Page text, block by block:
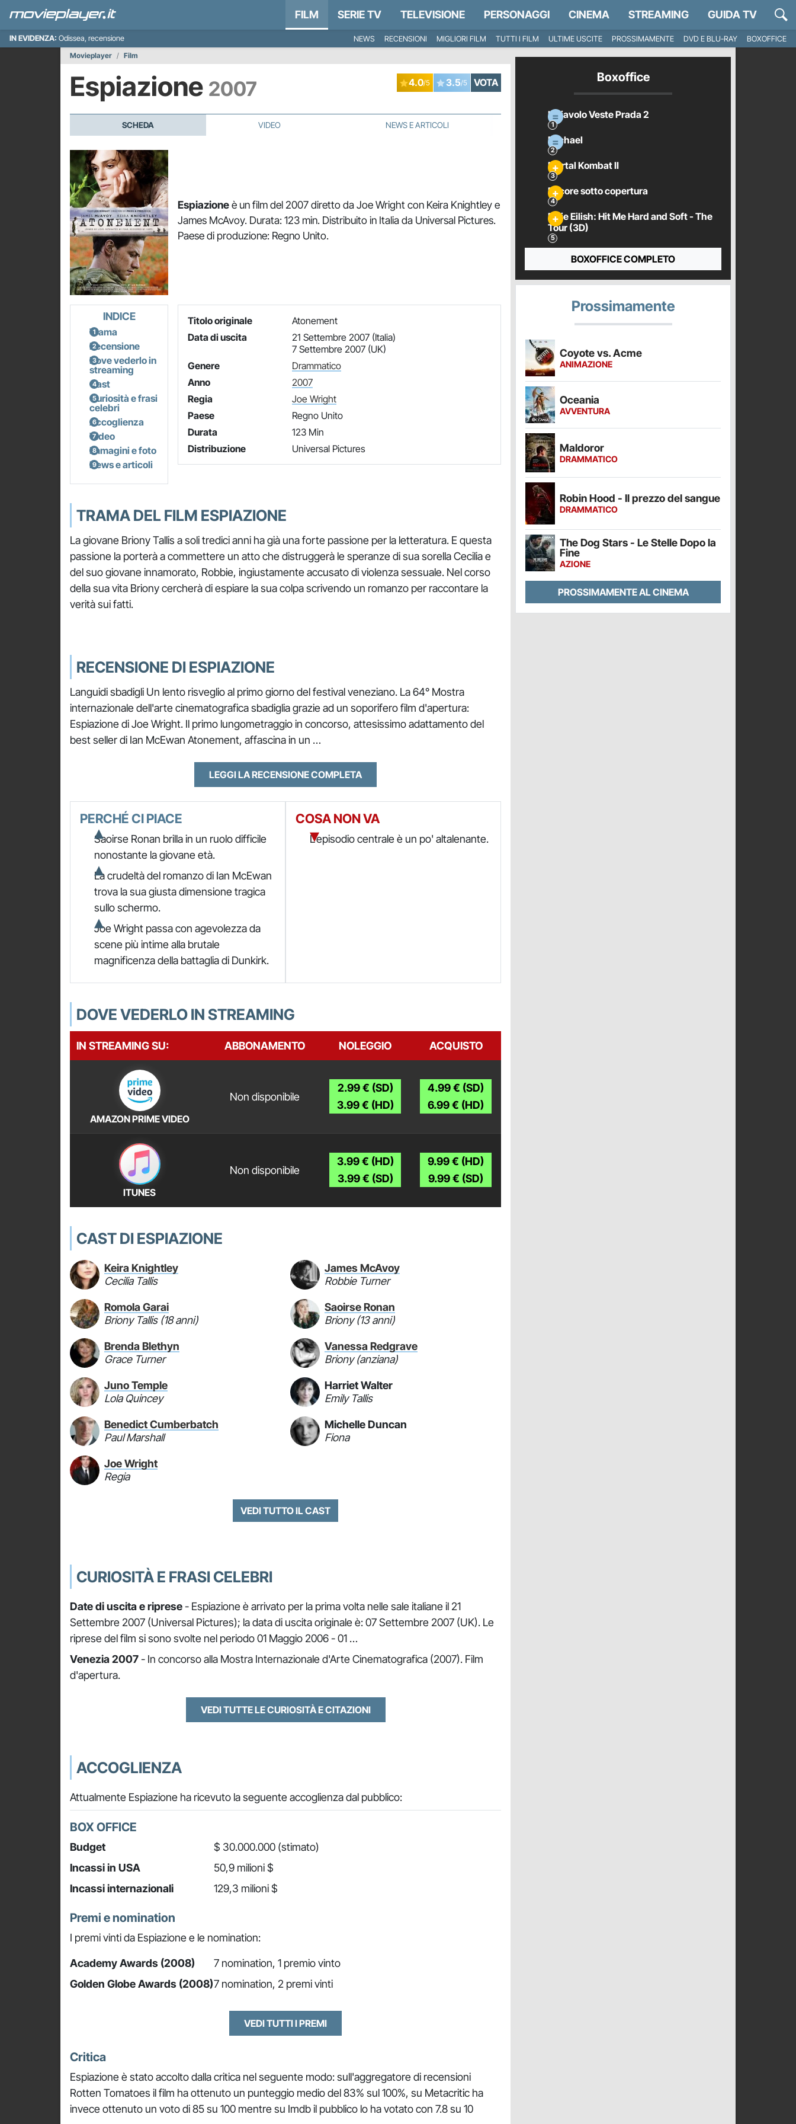
FILM SERIE TV TELEVISIONE PERSONAGGI CINEMA STREAMING GUIDA TV
IN EVIDENZA: Odissea, recensione NEWS RECENSIONI MIGLIORI FILM TUTTI I FILM ULTIME USCITE PROSSIMAMENTE DVD E BLU-RAY
BOXOFFICE
Movieplayer
Film
Espiazione 2007 4.0/5 3.5/5 VOTA
SCHEDA VIDEO NEWS E ARTICOLI
Espiazioneè un film del 2007 diretto da Joe Wright con Keira Knightley e
James McAvoy. Durata: 123 min. Distribuito in Italia da Universal Pictures.
Paese di produzione: Regno Unito.
INDICE
Trama
Recensione
Dove vederlo in
streaming
Cast
Curiosità e frasi
celebri
Accoglienza
Video
Immagini e foto
News e articoli
Titolo originale
Atonement
Data di uscita
21 Settembre 2007 (Italia)
7 Settembre 2007 (UK)
Genere
Drammatico
Anno
2007
Regia
Joe Wright
Paese
Regno Unito
Durata
123 Min
Distribuzione
Universal Pictures
TRAMA DEL FILM ESPIAZIONE
La giovane Briony Tallis a soli tredici anni ha già una forte passione per la letteratura. E questa
passione la porterà a commettere un atto che distruggerà le speranze di sua sorella Cecilia e
del suo giovane innamorato, Robbie, ingiustamente accusato di violenza sessuale. Nel corso
della sua vita Briony cercherà di espiare la sua colpa scrivendo un romanzo per raccontare la
verità sui fatti.
RECENSIONE DI ESPIAZIONE
Languidi sbadigli Un lento risveglio al primo giorno del festival veneziano. La 64° Mostra
internazionale dell'arte cinematografica sbadiglia grazie ad un soporifero film d'apertura:
Espiazione di Joe Wright. Il primo lungometraggio in concorso, attesissimo adattamento del
best seller di Ian McEwan Atonement, affascina in un …
LEGGI LA RECENSIONE COMPLETA
PERCHÉ CI PIACE
Saoirse Ronan brilla in un ruolo difficile
nonostante la giovane età.
La crudeltà del romanzo di Ian McEwan
trova la sua giusta dimensione tragica
sullo schermo.
Joe Wright passa con agevolezza da
scene più intime alla brutale
magnificenza della battaglia di Dunkirk.
COSA NON VA
L'episodio centrale è un po' altalenante.
DOVE VEDERLO IN STREAMING
IN STREAMING SU: ABBONAMENTO NOLEGGIO ACQUISTO
AMAZON PRIME VIDEO
Non disponibile
2.99 € (SD)
3.99 € (HD)
4.99 € (SD)
6.99 € (HD)
ITUNES
Non disponibile
3.99 € (HD)
3.99 € (SD)
9.99 € (HD)
9.99 € (SD)
CAST DI ESPIAZIONE
Keira Knightley
Cecilia Tallis
James McAvoy
Robbie Turner
Romola Garai
Briony Tallis (18 anni)
Saoirse Ronan
Briony (13 anni)
Brenda Blethyn
Grace Turner
Vanessa Redgrave
Briony (anziana)
Juno Temple
Lola Quincey
Harriet Walter
Emily Tallis
Benedict Cumberbatch
Paul Marshall
Michelle Duncan
Fiona
Joe Wright
Regia
VEDI TUTTO IL CAST
CURIOSITÀ E FRASI CELEBRI
Date di uscita e riprese- Espiazione è arrivato per la prima volta nelle sale italiane il 21
Settembre 2007 (Universal Pictures); la data di uscita originale è: 07 Settembre 2007 (UK). Le
riprese del film si sono svolte nel periodo 01 Maggio 2006 - 01 …
Venezia 2007- In concorso alla Mostra Internazionale d'Arte Cinematografica (2007). Film
d'apertura.
VEDI TUTTE LE CURIOSITÀ E CITAZIONI
ACCOGLIENZA
Attualmente Espiazione ha ricevuto la seguente accoglienza dal pubblico:
BOX OFFICE
Budget
$ 30.000.000 (stimato)
Incassi in USA
50,9 milioni $
Incassi internazionali
129,3 milioni $
Premi e nomination
I premi vinti da Espiazione e le nomination:
Academy Awards (2008)
7 nomination, 1 premio vinto
Golden Globe Awards (2008)7 nomination, 2 premi vinti
VEDI TUTTI I PREMI
Critica
Espiazione è stato accolto dalla critica nel seguente modo: sull'aggregatore di recensioni
Rotten Tomatoes il film ha ottenuto un punteggio medio del 83% sul 100%, su Metacritic ha
invece ottenuto un voto di 85 su 100 mentre su Imdb il pubblico lo ha votato con 7.8 su 10
Boxoffice
Il Diavolo Veste Prada 2
Michael
Mortal Kombat II
Pecore sotto copertura
Billie Eilish: Hit Me Hard and Soft - The
Tour (3D)
BOXOFFICE COMPLETO
Prossimamente
Coyote vs. Acme
ANIMAZIONE
Oceania
AVVENTURA
Maldoror
DRAMMATICO
Robin Hood - Il prezzo del sangue
DRAMMATICO
The Dog Stars - Le Stelle Dopo la
Fine
AZIONE
PROSSIMAMENTE AL CINEMA